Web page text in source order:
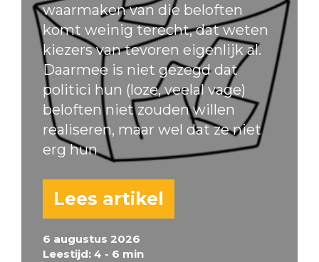
6 augustus 2026
Leestijd: 4 - 6 min
waarmaken van die beloften
komt weinig terecht, dat weten
kiezers van tevoren eigenlijk al.
Daarmee is niet gezegd dat
politici hun (loze, veelal vage)
beloften niet zouden willen
realiseren, maar wel dat ze niet
erg hun
Lees artikel